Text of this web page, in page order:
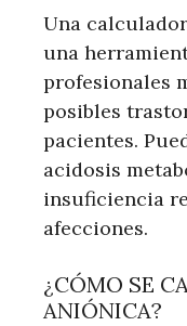
Una
una
profesionales
posibles
pacientes.
acidosis
insuficiencia
afecciones.
¿CÓMO SE
ANIÓNICA?